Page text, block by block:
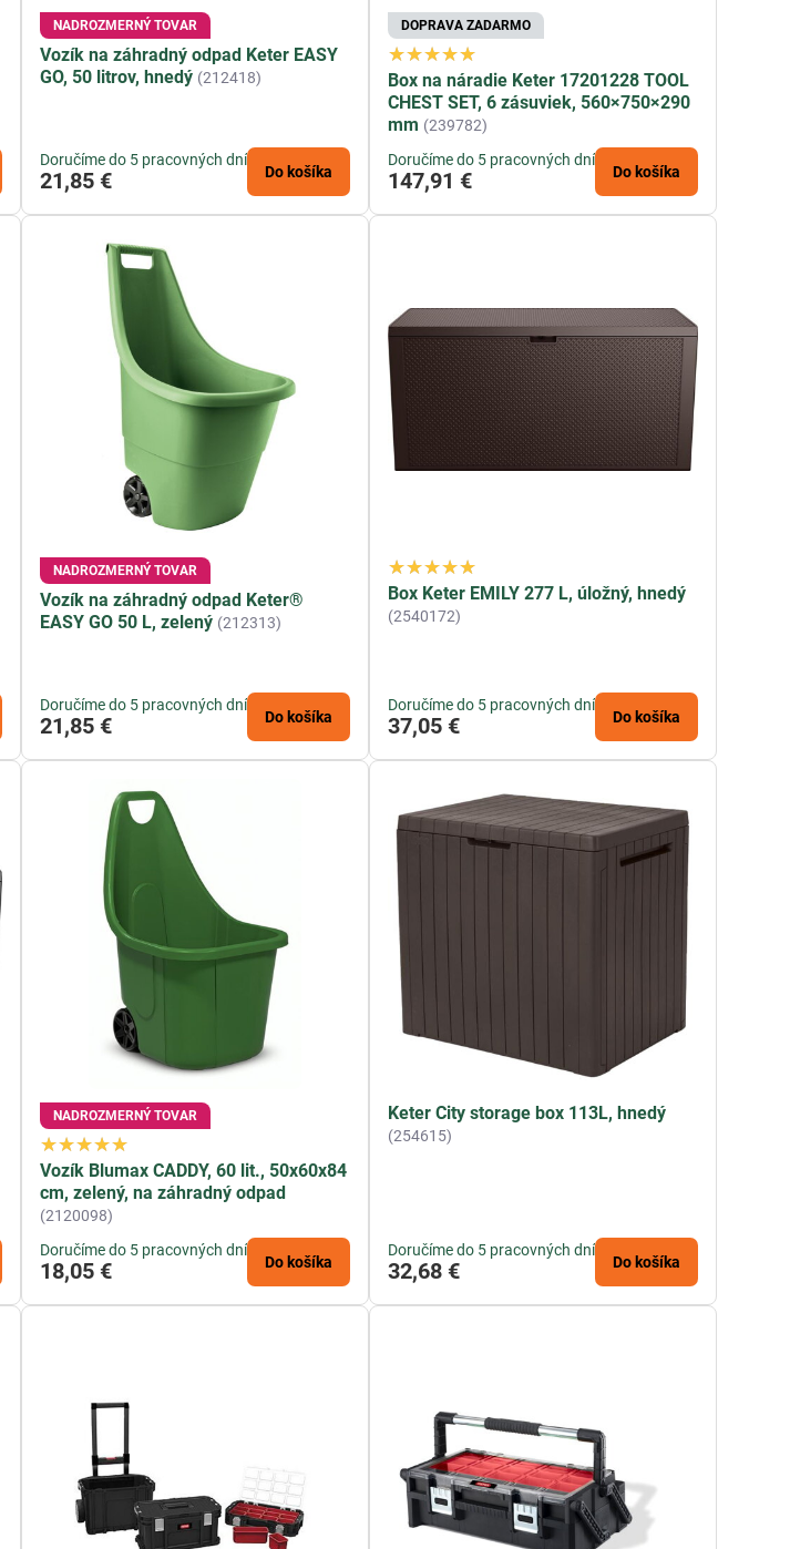
NADROZMERNÝ TOVAR
Vozík na záhradný odpad Keter EASY
GO, 50 litrov, hnedý (212418)
Doručíme do 5 pracovných dní
21,85 € Do košíka
DOPRAVA ZADARMO
Box na náradie Keter 17201228 TOOL
CHEST SET, 6 zásuviek, 560×750×290
mm (239782)
Doručíme do 5 pracovných dní
147,91 € Do košíka
NADROZMERNÝ TOVAR
Vozík na záhradný odpad Keter®
EASY GO 50 L, zelený (212313)
Doručíme do 5 pracovných dní
21,85 € Do košíka
Box Keter EMILY 277 L, úložný, hnedý
(2540172)
Doručíme do 5 pracovných dní
37,05 € Do košíka
NADROZMERNÝ TOVAR
Vozík Blumax CADDY, 60 lit., 50x60x84
cm, zelený, na záhradný odpad
(2120098)
Doručíme do 5 pracovných dní
18,05 € Do košíka
Keter City storage box 113L, hnedý
(254615)
Doručíme do 5 pracovných dní
32,68 € Do košíka